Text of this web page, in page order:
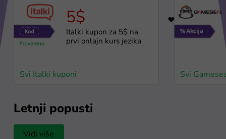
5$
Italki kupon za 5$ na
prvi onlajn kurs jezika
Svi Italki kuponi Svi
Letnji popusti
Vidi više